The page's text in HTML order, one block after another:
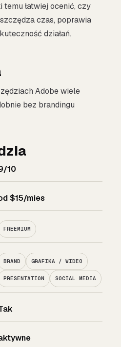
łatwiej ocenić, czy
czas, poprawia
działań.
Adobe wiele
bez brandingu
10
$15/mies
FREEMIUM
BRAND GRAFIKA / WIDEO
PRESENTATION SOCIAL MEDIA